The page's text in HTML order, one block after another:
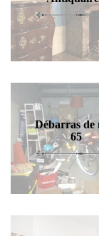
Débarras de
65